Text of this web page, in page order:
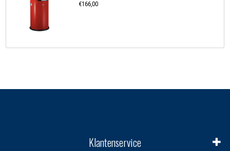
€166,00
Klantenservice